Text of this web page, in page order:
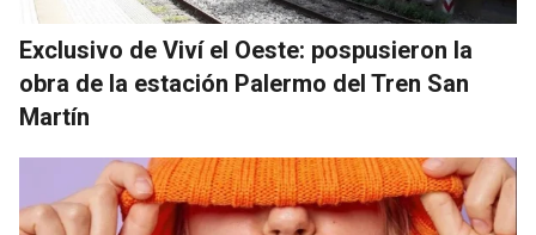
Exclusivo de Viví el Oeste: pospusieron la
obra de la estación Palermo del Tren San
Martín